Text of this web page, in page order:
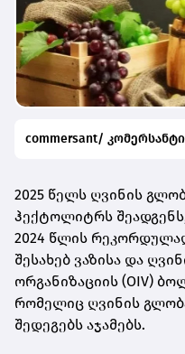
commersant/ კომერსანტი
2025 წელს ღვინის
ჰექტოლიტრს
2024 წლის
შესახებ ვაზისა და
ორგანიზაციის (OIV)
რომელიც ღვინის
შედეგებს აჯამებს.